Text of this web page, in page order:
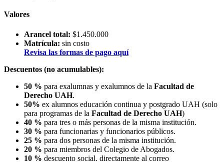
Valores
Arancel total: $1.450.000
Matrícula: sin costo
Revisa las formas de pago aquí
Descuentos (no acumulables):
50 % para exalumnas y exalumnos de la Facultad de
Derecho UAH.
50% ex alumnos educación continua y postgrado UAH (solo
para programas de la Facultad de Derecho UAH)
40 % para tres o más personas de la misma institución.
30 % para funcionarias y funcionarios públicos.
25 % para dos personas de la misma institución.
20 % para miembros del Colegio de Abogados.
10 % descuento social. directamente al correo